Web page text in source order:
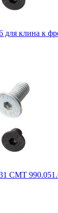
клина к
CMT